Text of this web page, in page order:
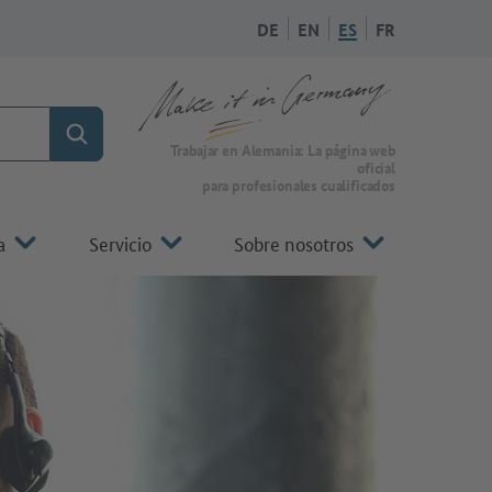
DE EN ES FR
Búsqueda A la página de inicio de Make it in Germany
Trabajar en Alemania: La página web
oficial
para profesionales cualificados
Servicio Sobre nosotros